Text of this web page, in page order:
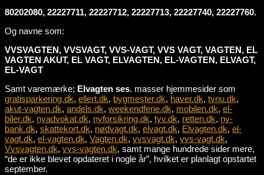
80202080, 22227711, 22227712, 22227713, 22227740, 22227760.
Og navne som:
VVSVAGTEN, VVSVAGT, VVS-VAGT, VVS VAGT, VAGTEN, EL
VAGTEN AKUT, EL VAGT, ELVAGTEN, EL-VAGTEN, ELVAGT,
EL-VAGT
Samt varemærke; Elvagten ses. masser hjemmesider som
gratisparkering.dk, ellert.dk, bygmester.dk, haver.dk, tvnu.dk,
akut-vagten.dk, andels.dk, weekendferie.dk, mobilen.dk, el-
biler.dk, nyadvokat.dk, nyforsikring.dk, tyv.dk, retten.dk, ny-
bank.dk, skattekort.dk, nødvagt.dk, elvagt.dk, Elvagten.dk, el-
vagt.dk, el-vagten.dk, Vagten.dk, vvsvagt.dk, vvs-vagt.dk,
Vvsvagten.dk, vvs-vagten.dk, samt mange hundrede sider mere,
“de er ikke blevet opdateret i nogle år”, hvilket er planlagt opstartet
september.